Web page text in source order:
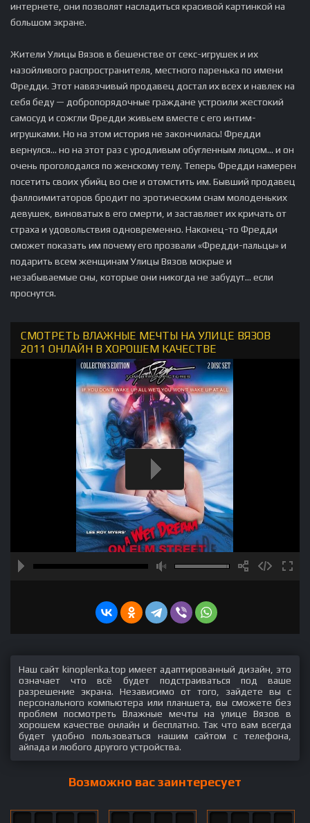
интернете, они позволят насладиться красивой картинкой на
большом экране.
Жители Улицы Вязов в бешенстве от секс-игрушек и их
назойливого распространителя, местного паренька по имени
Фредди. Этот навязчивый продавец достал их всех и навлек на
себя беду — добропорядочные граждане устроили жестокий
самосуд и сожгли Фредди живьем вместе с его интим-
игрушками. Но на этом история не закончилась! Фредди
вернулся... но на этот раз с уродливым обугленным лицом... и он
очень проголодался по женскому телу. Теперь Фредди намерен
посетить своих убийц во сне и отомстить им. Бывший продавец
фаллоимитаторов бродит по эротическим снам молоденьких
девушек, виноватых в его смерти, и заставляет их кричать от
страха и удовольствия одновременно. Наконец-то Фредди
сможет показать им почему его прозвали «Фредди-пальцы» и
подарить всем женщинам Улицы Вязов мокрые и
незабываемые сны, которые они никогда не забудут... если
проснутся.
СМОТРЕТЬ ВЛАЖНЫЕ МЕЧТЫ НА УЛИЦЕ ВЯЗОВ
2011 ОНЛАЙН В ХОРОШЕМ КАЧЕСТВЕ
Наш сайт kinoplenka.top имеет адаптированный дизайн, это
означает что всё будет подстраиваться под ваше
разрешение экрана. Независимо от того, зайдете вы с
персонального компьютера или планшета, вы сможете без
проблем посмотреть Влажные мечты на улице Вязов в
хорошем качестве онлайн и бесплатно. Так что вам всегда
будет удобно пользоваться нашим сайтом с телефона,
айпада и любого другого устройства.
Возможно вас заинтересует